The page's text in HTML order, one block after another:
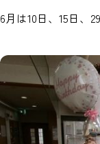
6月は10日、15日、